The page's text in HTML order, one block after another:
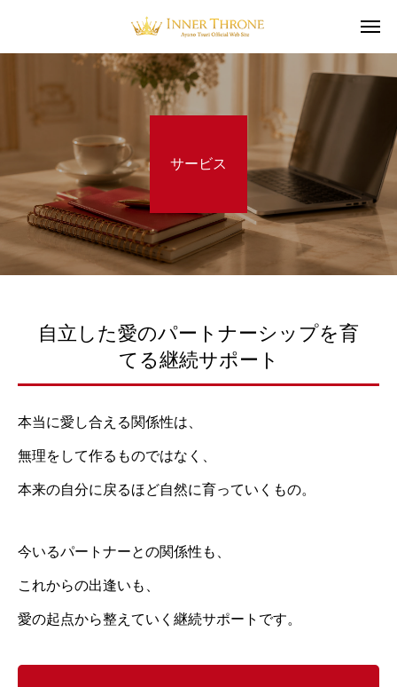
サービス
自立した愛のパートナーシップを育
てる継続サポート
本当に愛し合える関係性は、
無理をして作るものではなく、
本来の自分に戻るほど自然に育っていくもの。
今いるパートナーとの関係性も、
これからの出逢いも、
愛の起点から整えていく継続サポートです。